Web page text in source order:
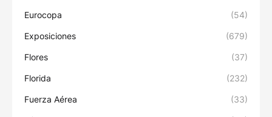
Eurocopa (54)
Exposiciones (679)
Flores (37)
Florida (232)
Fuerza Aérea (33)